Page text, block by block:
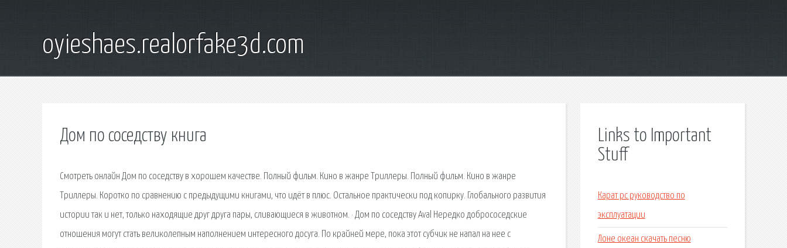
oyieshaes.realorfake3d.com
Дом по соседству книга
Смотреть онлайн Дом по соседству в хорошем качестве. Полный фильм. Кино в жанре Триллеры. Полный фильм. Кино в жанре
Триллеры. Коротко по сравнению с предыдущими книгами, что идёт в плюс. Остальное практически под копирку. Глобального развития
истории так и нет, только находящие друг друга пары, сливающиеся в животном. · Дом по соседству Aval Нередко добрососедские
отношения могут стать великолепным наполнением интересного досуга. По крайней мере, пока этот субчик не напал на нее с
Links to Important
Stuff
Карат рс руководство по
эксплуатации
Лоне океан скачать песню